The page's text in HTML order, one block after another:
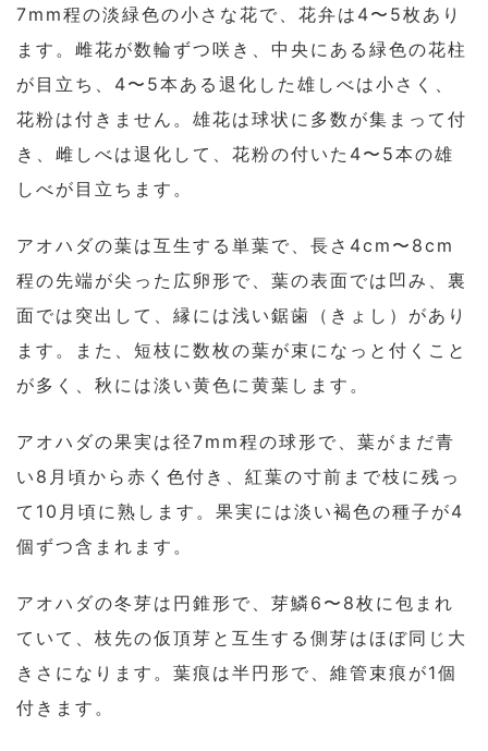
7mm程の淡緑色の小さな花で、花弁は4〜5枚あり
ます。雌花が数輪ずつ咲き、中央にある緑色の花柱
が目立ち、4〜5本ある退化した雄しべは小さく、
花粉は付きません。雄花は球状に多数が集まって付
き、雌しべは退化して、花粉の付いた4〜5本の雄
しべが目立ちます。
アオハダの葉は互生する単葉で、長さ4cm〜8cm
程の先端が尖った広卵形で、葉の表面では凹み、裏
面では突出して、縁には浅い鋸歯（きょし）があり
ます。また、短枝に数枚の葉が束になっと付くこと
が多く、秋には淡い黄色に黄葉します。
アオハダの果実は径7mm程の球形で、葉がまだ青
い8月頃から赤く色付き、紅葉の寸前まで枝に残っ
て10月頃に熟します。果実には淡い褐色の種子が4
個ずつ含まれます。
アオハダの冬芽は円錐形で、芽鱗6〜8枚に包まれ
ていて、枝先の仮頂芽と互生する側芽はほぼ同じ大
きさになります。葉痕は半円形で、維管束痕が1個
付きます。